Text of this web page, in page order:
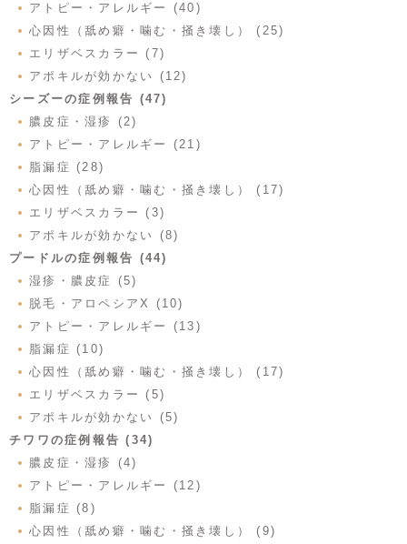
アトピー・アレルギー (40)
心因性（舐め癖・噛む・掻き壊し） (25)
エリザベスカラー (7)
アポキルが効かない (12)
シーズーの症例報告 (47)
膿皮症・湿疹 (2)
アトピー・アレルギー (21)
脂漏症 (28)
心因性（舐め癖・噛む・掻き壊し） (17)
エリザベスカラー (3)
アポキルが効かない (8)
プードルの症例報告 (44)
湿疹・膿皮症 (5)
脱毛・アロペシアX (10)
アトピー・アレルギー (13)
脂漏症 (10)
心因性（舐め癖・噛む・掻き壊し） (17)
エリザベスカラー (5)
アポキルが効かない (5)
チワワの症例報告 (34)
膿皮症・湿疹 (4)
アトピー・アレルギー (12)
脂漏症 (8)
心因性（舐め癖・噛む・掻き壊し） (9)